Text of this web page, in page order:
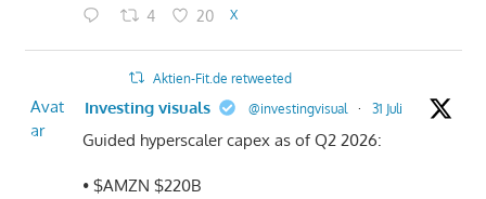
4 20 X
Aktien-Fit.de retweeted
Avat
ar
Investing visuals @investingvisual · 31 Juli
Guided hyperscaler capex as of Q2 2026:
• $AMZN $220B